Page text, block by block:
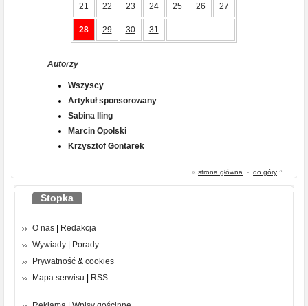
21 22 23 24 25 26 27
28 29 30 31
Autorzy
Wszyscy
Artykuł sponsorowany
Sabina Iling
Marcin Opolski
Krzysztof Gontarek
« strona główna - do góry ^
Stopka
O nas
Redakcja
Wywiady
Porady
Prywatność & cookies
Mapa serwisu
RSS